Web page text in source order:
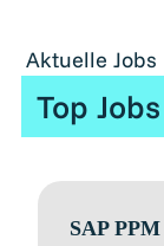
Aktuelle Jobs
Top
SAP